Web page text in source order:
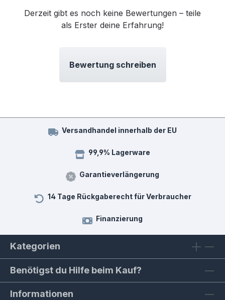
Derzeit gibt es noch keine Bewertungen – teile
als Erster deine Erfahrung!
Bewertung schreiben
Versandhandel innerhalb der EU
99,9% Lagerware
Garantieverlängerung
14 Tage Rückgaberecht für Verbraucher
Finanzierung
Kategorien
Benötigst du Hilfe beim Kauf?
Informationen